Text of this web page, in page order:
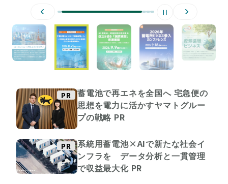
PR
蓄電池で再エネを全国へ 宅急便の
思想を電力に活かすヤマトグルー
プの戦略 PR
PR
系統用蓄電池×AIで新たな社会イ
ンフラを データ分析と一貫管理
で収益最大化 PR